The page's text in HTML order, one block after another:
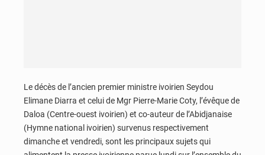
Le décès de l’ancien premier ministre ivoirien Seydou
Elimane Diarra et celui de Mgr Pierre-Marie Coty, l’évêque de
Daloa (Centre-ouest ivoirien) et co-auteur de l’Abidjanaise
(Hymne national ivoirien) survenus respectivement
dimanche et vendredi, sont les principaux sujets qui